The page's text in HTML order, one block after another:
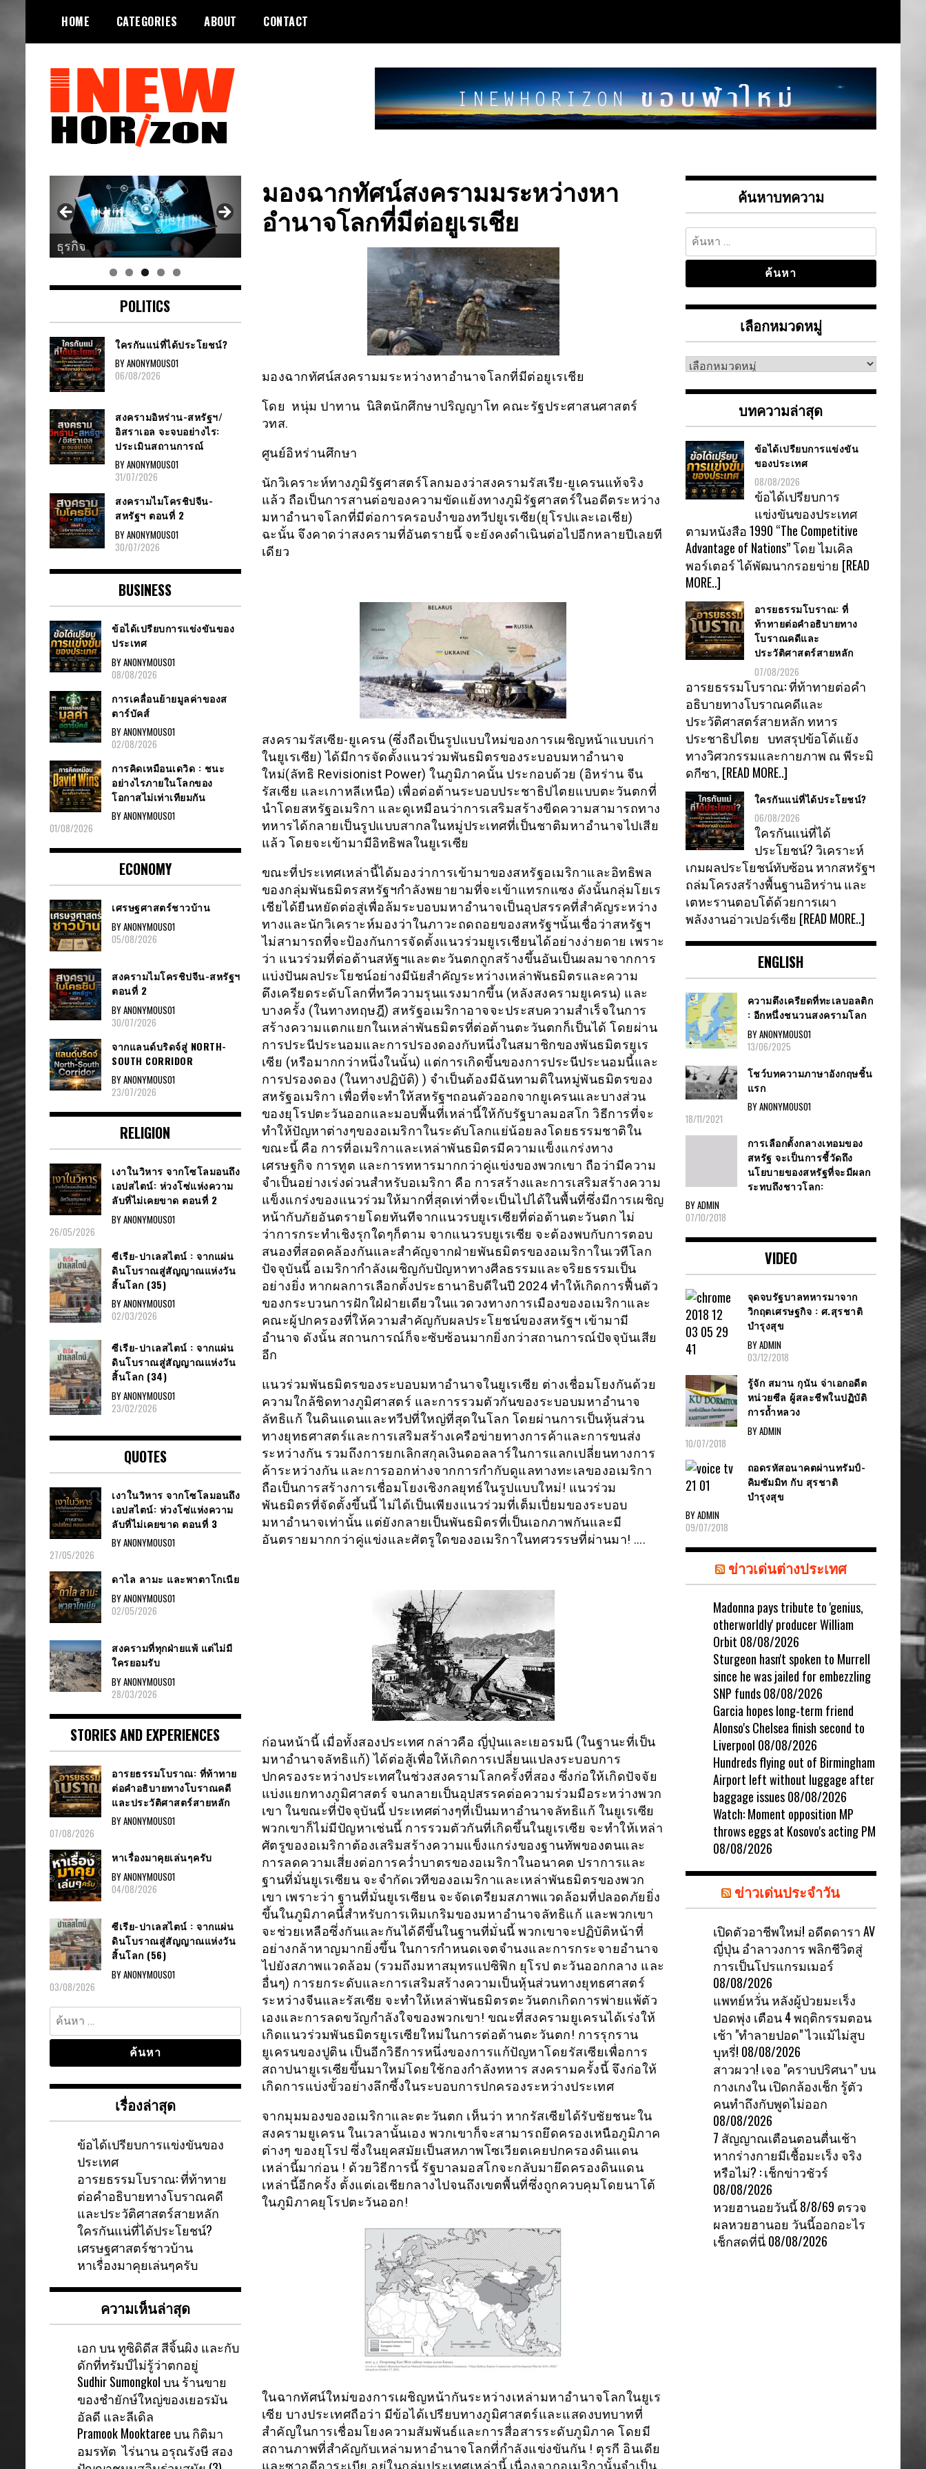
content
HOME CATEGORIES ABOUT CONTACT
INEWHORIZON
มองฉากทัศน์สงครามมระหว่างหา
อำนาจโลกที่มีต่อยูเรเชีย
มองฉากทัศน์สงครามมระหว่างหาอำนาจโลกที่มีต่อยูเรเชีย
โดย หนุ่ม ปาทาน นิสิตนักศึกษาปริญญาโท คณะรัฐประศาสนศาสตร์
วทส.
ศูนย์อิหร่านศึกษา
นักวิเคราะห์ทางภูมิรัฐศาสตร์โลกมองว่าสงครามรัสเรีย-ยูเครนแท้จริง
แล้ว ถือเป็นการสานต่อของความขัดแย้งทางภูมิรัฐศาสตร์ในอดีตระหว่าง
มหาอำนาจโลกที่มีต่อการครอบงำของทวีปยูเรเซีย(ยุโรปและเอเชีย)
ฉะนั้น จึงคาดว่าสงครามที่อันตรายนี้ จะยังคงดำเนินต่อไปอีกหลายปีเลยที
เดียว
สงครามรัสเซีย-ยูเครน (ซึ่งถือเป็นรูปแบบใหม่ของการเผชิญหน้าแบบเก่า
ในยูเรเซีย) ได้มีการจัดตั้งแนวร่วมพันธมิตรของระบอบมหาอำนาจ
ใหม่(ลัทธิ Revisionist Power) ในภูมิภาคนั้น ประกอบด้วย (อิหร่าน จีน
รัสเซีย และเกาหลีเหนือ) เพื่อต่อต้านระบอบประชาธิปไตยแบบตะวันตกที่
นำโดยสหรัฐอเมริกา และดูเหมือนว่าการเสริมสร้างขีดความสามารถทาง
ทหารได้กลายเป็นรูปแบบสากลในหมู่ประเทศที่เป็นชาติมหาอำนาจไปเสีย
แล้ว โดยจะเข้ามามีอิทธิพลในยูเรเซีย
ขณะที่ประเทศเหล่านี้ได้มองว่าการเข้ามาของสหรัฐอเมริกาและอิทธิพล
ของกลุ่มพันธมิตรสหรัฐฯกำลังพยายามที่จะเข้าแทรกแซง ดังนั้นกลุ่มโยเร
เชียได้ยืนหยัดต่อสู่เพื่อล้มระบอบมหาอำนาจเป็นอุปสรรคที่สำคัญระหว่าง
ทางและนักวิเคราะห์มองว่าในภาวะถดถอยของสหรัฐฯนั้นเชื่อว่าสหรัฐฯ
ไม่สามารถที่จะป้องกันการจัดตั้งแนวร่วมยูเรเชียนได้อย่างง่ายดาย เพราะ
ว่า แนวร่วมที่ต่อต้านสหัฐฯและตะวันตกถูกสร้างขึ้นอันเป็นผลมาจากการ
แบ่งปันผลประโยชน์อย่างมีนัยสำคัญระหว่างเหล่าพันธมิตรและความ
ตึงเครียดระดับโลกที่ทวีความรุนแรงมากขึ้น (หลังสงครามยูเครน) และ
บางครั้ง (ในทางทฤษฎี) สหรัฐอเมริกาอาจจะประสบความสำเร็จในการ
สร้างความแตกแยกในเหล่าพันธมิตรที่ต่อต้านตะวันตกก็เป็นได้ โดยผ่าน
การประนีประนอมและการปรองดองกับหนึ่งในสมาชิกของพันธมิตรยูเร
เซีย (หรือมากกว่าหนึ่งในนั้น) แต่การเกิดขึ้นของการประนีประนอมนี้และ
การปรองดอง (ในทางปฏิบัติ) ) จำเป็นต้องมีฉันทามติในหมู่พันธมิตรของ
สหรัฐอเมริกา เพื่อที่จะทำให้สหรัฐฯถอนตัวออกจากยูเครนและบางส่วน
ของยุโรปตะวันออกและมอบพื้นที่เหล่านี้ให้กับรัฐบาลมอสโก วิธีการที่จะ
ทำให้ปัญหาต่างๆของอเมริกาในระดับโลกแย่น้อยลงโดยธรรมชาติใน
ขณะนี้ คือ การที่อเมริกาและเหล่าพันธมิตรมีความแข็งแกร่งทาง
เศรษฐกิจ การทูต และการทหารมากกว่าคู่แข่งของพวกเขา ถือว่ามีความ
จำเป็นอย่างเร่งด่วนสำหรับอเมริกา คือ การสร้างและการเสริมสร้างความ
แข็งแกร่งของแนวร่วมให้มากที่สุดเท่าที่จะเป็นไปได้ในพื้นที่ซึ่งมีการเผชิญ
หน้ากับภัยอันตรายโดยทันทีจากแนวรบยูเรเซียที่ต่อต้านตะวันตก ไม่
ว่าการกระทำเชิงรุกใดๆก็ตาม จากแนวรบยูเรเซีย จะต้องพบกับการตอบ
สนองที่สอดคล้องกันและสำคัญจากฝ่ายพันธมิตรของอเมริกาในเวทีโลก
ปัจจุบันนี้ อเมริกากำลังเผชิญกับปัญหาทางศีลธรรมและจริยธรรมเป็น
อย่างยิ่ง หากผลการเลือกตั้งประธานาธิบดีในปี 2024 ทำให้เกิดการฟื้นตัว
ของกระบวนการฝักใฝ่ฝ่ายเดียวในแวดวงทางการเมืองของอเมริกาและ
คณะผู้ปกครองที่ให้ความสำคัญกับผลประโยชน์ของสหรัฐฯ เข้ามามี
อำนาจ ดังนั้น สถานการณ์ก็จะซับซ้อนมากยิ่งกว่าสถานการณ์ปัจจุบันเสีย
อีก
แนวร่วมพันธมิตรของระบอบมหาอำนาจในยูเรเซีย ต่างเชื่อมโยงกันด้วย
ความใกล้ชิดทางภูมิศาสตร์ และการรวมตัวกันของระบอบมหาอำนาจ
ลัทธิแก้ ในดินแดนและทวีปที่ใหญ่ที่สุดในโลก โดยผ่านการเป็นหุ้นส่วน
ทางยุทธศาสตร์และการเสริมสร้างเครือข่ายทางการค้าและการขนส่ง
ระหว่างกัน รวมถึงการยกเลิกสกุลเงินดอลลาร์ในการแลกเปลี่ยนทางการ
ค้าระหว่างกัน และการออกห่างจากการกำกับดูแลทางทะเลของอเมริกา
ถือเป็นการสร้างการเชื่อมโยงเชิงกลยุทธ์ในรูปแบบใหม่! แนวร่วม
พันธมิตรที่จัดตั้งขึ้นนี้ ไม่ได้เป็นเพียงแนวร่วมที่เต็มเปี่ยมของระบอบ
มหาอำนาจเท่านั้น แต่ยังกลายเป็นพันธมิตรที่เป็นเอกภาพกันและมี
อันตรายมากกว่าคู่แข่งและศัตรูใดของอเมริกาในทศวรรษที่ผ่านมา! ….
ก่อนหน้านี้ เมื่อทั้งสองประเทศ กล่าวคือ ญี่ปุ่นและเยอรมนี (ในฐานะที่เป็น
มหาอำนาจลัทธิแก้) ได้ต่อสู้เพื่อให้เกิดการเปลี่ยนแปลงระบอบการ
ปกครองระหว่างประเทศในช่วงสงครามโลกครั้งที่สอง ซึ่งก่อให้เกิดปัจจัย
แบ่งแยกทางภูมิศาสตร์ จนกลายเป็นอุปสรรคต่อความร่วมมือระหว่างพวก
เขา ในขณะที่ปัจจุบันนี้ ประเทศต่างๆที่เป็นมหาอำนาจลัทธิแก้ ในยูเรเซีย
พวกเขาก็ไม่มีปัญหาเช่นนี้ การรวมตัวกันที่เกิดขึ้นในยูเรเซีย จะทำให้เหล่า
ศัตรูของอเมริกาต้องเสริมสร้างความแข็งแกร่งของฐานทัพของตนและ
การลดความเสี่ยงต่อการคว่ำบาตรของอเมริกาในอนาคต ปราการและ
ฐานที่มั่นยูเรเซียน จะจำกัดเวทีของอเมริกาและเหล่าพันธมิตรของพวก
เขา เพราะว่า ฐานที่มั่นยูเรเซียน จะจัดเตรียมสภาพแวดล้อมที่ปลอดภัยยิ่ง
ขึ้นในภูมิภาคนี้สำหรับการเหิมเกริมของมหาอำนาจลัทธิแก้ และพวกเขา
จะช่วยเหลือซึ่งกันและกันได้ดีขึ้นในฐานที่มั่นนี้ พวกเขาจะปฏิบัติหน้าที่
อย่างกล้าหาญมากยิ่งขึ้น ในการกำหนดเจตจำนงและการกระจายอำนาจ
ไปยังสภาพแวดล้อม (รวมถึงมหาสมุทรแปซิฟิก ยุโรป ตะวันออกกลาง และ
อื่นๆ) การยกระดับและการเสริมสร้างความเป็นหุ้นส่วนทางยุทธศาสตร์
ระหว่างจีนและรัสเซีย จะทำให้เหล่าพันธมิตรตะวันตกเกิดการพ่ายแพ้ตัว
เองและการลดขวัญกำลังใจของพวกเขา! ขณะที่สงครามยูเครนได้เร่งให้
เกิดแนวร่วมพันธมิตรยูเรเซียใหม่ในการต่อต้านตะวันตก! การรุกราน
ยูเครนของปูติน เป็นอีกวิธีการหนึ่งของการแก้ปัญหาโดยรัสเซียเพื่อการ
สถาปนายูเรเซียขึ้นมาใหม่โดยใช้กองกำลังทหาร สงครามครั้งนี้ จึงก่อให้
เกิดการแบ่งขั้วอย่างลึกซึ้งในระบอบการปกครองระหว่างประเทศ
จากมุมมองของอเมริกาและตะวันตก เห็นว่า หากรัสเซียได้รับชัยชนะใน
สงครามยูเครน ในเวลานั้นเอง พวกเขาก็จะสามารถยึดครองเหนือภูมิภาค
ต่างๆ ของยุโรป ซึ่งในยุคสมัยเป็นสหภาพโซเวียตเคยปกครองดินแดน
เหล่านี้มาก่อน ! ด้วยวิธีการนี้ รัฐบาลมอสโกจะกลับมายึดครองดินแดน
เหล่านี้อีกครั้ง ตั้งแต่เอเชียกลางไปจนถึงเขตพื้นที่ซึ่งถูกควบคุมโดยนาโต้
ในภูมิภาคยุโรปตะวันออก!
ในฉากทัศน์ใหม่ของการเผชิญหน้ากันระหว่างเหล่ามหาอำนาจโลกในยูเร
เซีย บางประเทศถือว่า มีข้อได้เปรียบทางภูมิศาสตร์และแสดงบทบาทที่
สำคัญในการเชื่อมโยงความสัมพันธ์และการสื่อสารระดับภูมิภาค โดยมี
สถานภาพที่สำคัญกับเหล่ามหาอำนาจโลกที่กำลังแข่งขันกัน ! ตุรกี อินเดีย
และซาอุดีอาระเบีย อยู่ในกลุ่มประเทศเหล่านี้ เนื่องจากอเมริกานั้นจำเป็น
ศาสนา
POLITICS
ใครกันแน่ที่ได้ประโยชน์?
BY ANONYMOUS01
06/08/2026
สงครามอิหร่าน-สหรัฐฯ/
อิสราเอล จะจบอย่างไร:
ประเมินสถานการณ์
BY ANONYMOUS01
31/07/2026
สงครามไมโครชิปจีน-
สหรัฐฯ ตอนที่ 2
BY ANONYMOUS01
30/07/2026
BUSINESS
ข้อได้เปรียบการแข่งขันของ
ประเทศ
BY ANONYMOUS01
08/08/2026
การเคลื่อนย้ายมูลค่าของส
ตาร์บัคส์
BY ANONYMOUS01
02/08/2026
การคิดเหมือนเดวิด : ชนะ
อย่างไรภายในโลกของ
โอกาสไม่เท่าเทียมกัน
BY ANONYMOUS01
01/08/2026
ECONOMY
เศรษฐศาสตร์ชาวบ้าน
BY ANONYMOUS01
05/08/2026
สงครามไมโครชิปจีน-สหรัฐฯ
ตอนที่ 2
BY ANONYMOUS01
30/07/2026
จากแลนด์บริดจ์สู่ NORTH-
SOUTH CORRIDOR
BY ANONYMOUS01
23/07/2026
RELIGION
เงาในวิหาร จากโซโลมอนถึง
เอปสไตน์: ห่วงโซ่แห่งความ
ลับที่ไม่เคยขาด ตอนที่ 2
BY ANONYMOUS01
26/05/2026
ซีเรีย​-ปาเลสไตน์​ : จากแผ่น
ดินโบราณสู่สัญญาณ​แห่งวัน
สิ้นโลก​ (35)
BY ANONYMOUS01
02/03/2026
ซีเรีย​-ปาเลสไตน์​ : จากแผ่น
ดินโบราณสู่สัญญาณ​แห่งวัน
สิ้นโลก​ (34)
BY ANONYMOUS01
23/02/2026
QUOTES
เงาในวิหาร จากโซโลมอนถึง
เอปสไตน์: ห่วงโซ่แห่งความ
ลับที่ไม่เคยขาด ตอนที่ 3
BY ANONYMOUS01
27/05/2026
ดาไล ลามะ และพาตาโกเนีย
BY ANONYMOUS01
02/05/2026
สงครามที่ทุกฝ่ายแพ้ แต่ไม่มี
ใครยอมรับ
BY ANONYMOUS01
28/03/2026
STORIES AND EXPERIENCES
อารยธรรมโบราณ: ที่ท้าทาย
ต่อคำอธิบายทางโบราณคดี
และประวัติศาสตร์สายหลัก
BY ANONYMOUS01
07/08/2026
หาเรื่องมาคุยเล่นๆครับ
BY ANONYMOUS01
04/08/2026
ซีเรีย-ปาเลสไตน์ : จากแผ่น
ดินโบราณสู่สัญญาณแห่งวัน
สิ้นโลก (56)
BY ANONYMOUS01
03/08/2026
ค้นหา
สำหรับ:
เรื่องล่าสุด
ข้อได้เปรียบการแข่งขันของ
ประเทศ
อารยธรรมโบราณ: ที่ท้าทาย
ต่อคำอธิบายทางโบราณคดี
และประวัติศาสตร์สายหลัก
ใครกันแน่ที่ได้ประโยชน์?
เศรษฐศาสตร์ชาวบ้าน
หาเรื่องมาคุยเล่นๆครับ
ความเห็นล่าสุด
เอกบนทูซิดิดีส สีจิ้นผิง และกับ
ดักที่ทรัมป์ไม่รู้ว่าตกอยู่
Sudhir Sumongkolบนร้านขาย
ของชำยักษ์ใหญ่ของเยอรมัน
อัลดี และลีเดิล
Pramook Mooktareeบนกิติมา
อมรทัต ไร่นาน อรุณรังษี สอง
ค้นหาบทความ
ค้นหา
สำหรับ:
เลือกหมวดหมู่
เลือก
หมู่
บทความล่าสุด
ข้อได้เปรียบการแข่งขัน
ของประเทศ
08/08/2026
ข้อได้เปรียบการ
แข่งขันของประเทศ
ตามหนังสือ 1990 “The Competitive
Advantage of Nations” โดย ไมเคิล
พอร์เตอร์ ได้พัฒนากรอยข่าย [READ
MORE..]
อารยธรรมโบราณ: ที่
ท้าทายต่อคำอธิบายทาง
โบราณคดีและ
ประวัติศาสตร์สายหลัก
07/08/2026
อารยธรรมโบราณ: ที่ท้าทายต่อคำ
อธิบายทางโบราณคดีและ
ประวัติศาสตร์สายหลัก ทหาร
ประชาธิปไตย บทสรุปข้อโต้แย้ง
ทางวิศวกรรมและกายภาพ ณ พีระมิ
ดกีซา, [READ MORE..]
ใครกันแน่ที่ได้ประโยชน์?
06/08/2026
ใครกันแน่ที่ได้
ประโยชน์? วิเคราะห์
เกมผลประโยชน์ทับซ้อน หากสหรัฐฯ
ถล่มโครงสร้างพื้นฐานอิหร่าน และ
เตหะรานตอบโต้ด้วยการเผา
พลังงานอ่าวเปอร์เซีย [READ MORE..]
ENGLISH
ความตึงเครียดที่ทะเลบอลติก
: อีกหนึ่งชนวนสงครามโลก
BY ANONYMOUS01
13/06/2025
โชว์บทความภาษาอังกฤษชิ้น
แรก
BY ANONYMOUS01
18/11/2021
การเลือกตั้งกลางเทอมของ
สหรัฐ จะเป็นการชี้วัดถึง
นโยบายของสหรัฐที่จะมีผลก
ระทบถึงชาวโลก:
BY ADMIN
07/10/2018
VIDEO
จุดจบรัฐบาลทหารมาจาก
วิกฤตเศรษฐกิจ : ศ.สุรชาติ
บำรุงสุข
BY ADMIN
03/12/2018
รู้จัก สมาน กุนัน จ่าเอกอดีต
หน่วยซีล ผู้สละชีพในปฏิบัติ
การถ้ำหลวง
BY ADMIN
10/07/2018
ถอดรหัสอนาคตผ่านทรัมป์-
คิมซัมมิท กับ สุรชาติ
บำรุงสุข
BY ADMIN
09/07/2018
ข่าวเด่นต่างประเทศ
Madonna pays tribute to 'genius,
otherworldly' producer William
Orbit 08/08/2026
Sturgeon hasn't spoken to Murrell
since he was jailed for embezzling
SNP funds 08/08/2026
Garcia hopes long-term friend
Alonso's Chelsea finish second to
Liverpool 08/08/2026
Hundreds flying out of Birmingham
Airport left without luggage after
baggage issues 08/08/2026
Watch: Moment opposition MP
throws eggs at Kosovo's acting PM
08/08/2026
ข่าวเด่นประจำวัน
เปิดตัวอาชีพใหม่! อดีตดารา AV
ญี่ปุ่น อำลาวงการ พลิกชีวิตสู่
การเป็นโปรแกรมเมอร์
08/08/2026
แพทย์หวั่น หลังผู้ป่วยมะเร็ง
ปอดพุ่ง เตือน 4 พฤติกรรมตอน
เช้า "ทำลายปอด" ไวแม้ไม่สูบ
บุหรี่! 08/08/2026
สาวผวา! เจอ "คราบปริศนา" บน
กางเกงใน เปิดกล้องเช็ก รู้ตัว
คนทำถึงกับพูดไม่ออก
08/08/2026
7 สัญญาณเตือนตอนตื่นเช้า
หากร่างกายมีเชื้อมะเร็ง จริง
หรือไม่? : เช็กข่าวชัวร์
08/08/2026
หวยฮานอยวันนี้ 8/8/69 ตรวจ
ผลหวยฮานอย วันนี้ออกอะไร
เช็กสดที่นี่ 08/08/2026